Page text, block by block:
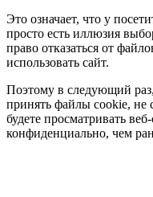
Это означает, что у
просто есть иллюзия
право отказаться от
использовать сайт.
Поэтому в следующий
принять файлы cookie, не
будете просматривать
конфиденциально, чем